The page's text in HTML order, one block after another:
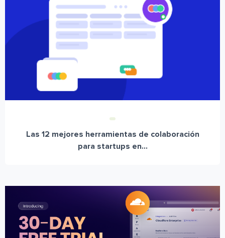
Las 12 mejores herramientas de colaboración
para startups en...